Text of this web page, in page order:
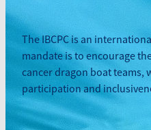
The IBCPC is an
mandate is to encourage
cancer dragon boat
participation and